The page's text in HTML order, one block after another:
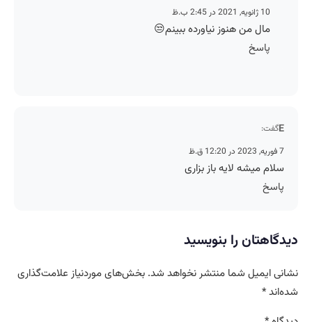
10 ژانویه, 2021 در 2:45 ب.ظ
مال من هنوز نیاورده ببینم😒
پاسخ
Eگفت:
7 فوریه, 2023 در 12:20 ق.ظ
سلام میشه لایه باز بزاری
پاسخ
دیدگاهتان را بنویسید
نشانی ایمیل شما منتشر نخواهد شد. بخش‌های موردنیاز علامت‌گذاری
شده‌اند*